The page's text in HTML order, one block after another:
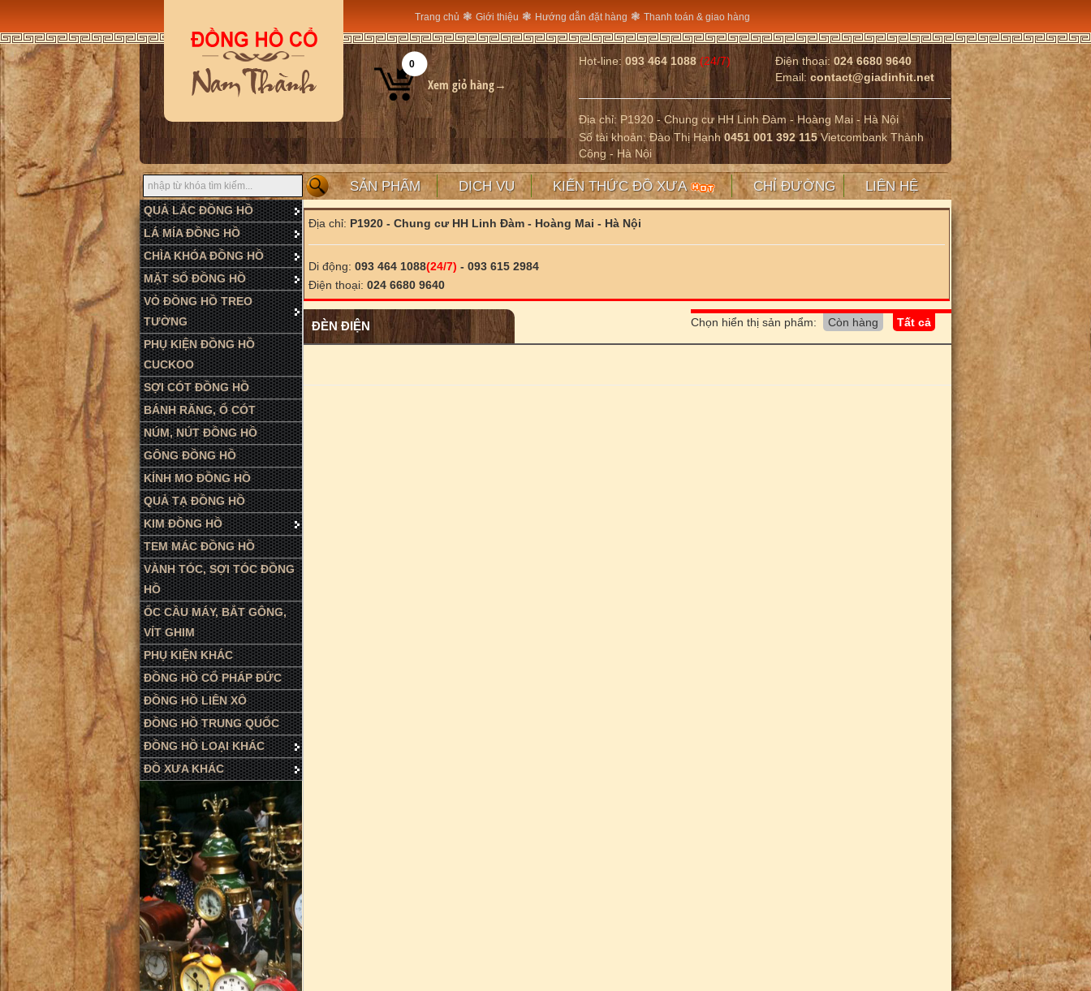
0
Xem giỏ hàng→
Hot-line: 093 464 1088 (24/7) Điện thoại: 024 6680 9640
Email: contact@giadinhit.net
Địa chỉ: P1920 - Chung cư HH Linh Đàm - Hoàng Mai - Hà Nội
Số tài khoản: Đào Thị Hạnh0451 001 392 115Vietcombank Thành
Công - Hà Nội
SẢN PHẨM DỊCH VỤ KIẾN THỨC ĐỒ XƯA CHỈ ĐƯỜNG LIÊN HỆ
QUẢ LẮC ĐỒNG HỒ
LÁ MÍA ĐỒNG HỒ
CHÌA KHÓA ĐỒNG HỒ
MẶT SỐ ĐỒNG HỒ
VỎ ĐỒNG HỒ TREO
TƯỜNG
PHỤ KIỆN ĐỒNG HỒ
CUCKOO
SỢI CÓT ĐỒNG HỒ
BÁNH RĂNG, Ổ CÓT
NÚM, NÚT ĐỒNG HỒ
GÔNG ĐỒNG HỒ
KÍNH MO ĐỒNG HỒ
QUẢ TẠ ĐỒNG HỒ
KIM ĐỒNG HỒ
TEM MÁC ĐỒNG HỒ
VÀNH TÓC, SỢI TÓC ĐỒNG
HỒ
ỐC CẦU MÁY, BẮT GÔNG,
VÍT GHIM
PHỤ KIỆN KHÁC
ĐỒNG HỒ CỔ PHÁP ĐỨC
ĐỒNG HỒ LIÊN XÔ
ĐỒNG HỒ TRUNG QUỐC
ĐỒNG HỒ LOẠI KHÁC
ĐỒ XƯA KHÁC
Địa chỉ: P1920 - Chung cư HH Linh Đàm - Hoàng Mai - Hà Nội
Di động: 093 464 1088(24/7) - 093 615 2984
Điện thoại: 024 6680 9640
Chọn hiển thị sản phẩm:
ĐÈN ĐIỆN
Trang chủ ❃ Giới thiệu ❃ Hướng dẫn đặt hàng ❃ Thanh toán & giao hàng